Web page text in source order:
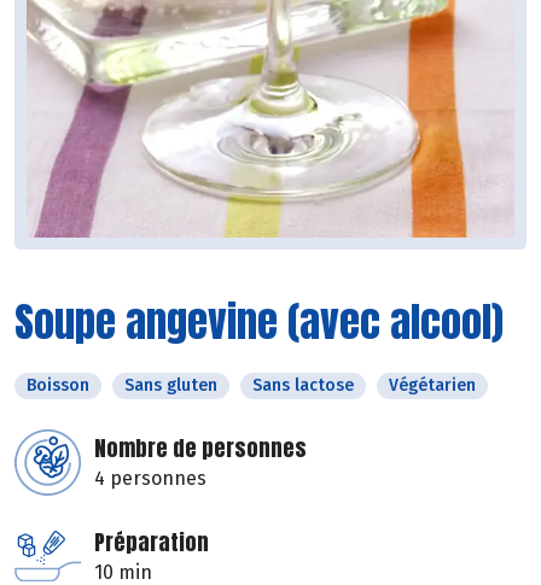
Soupe angevine (avec alcool)
Boisson Sans gluten Sans lactose Végétarien
Nombre de personnes
4 personnes
Préparation
10 min